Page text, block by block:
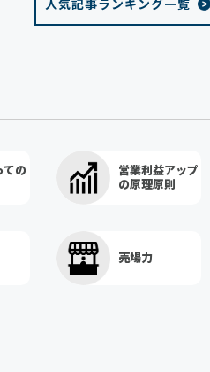
ての
営業利益アップ
の原理原則
売場力